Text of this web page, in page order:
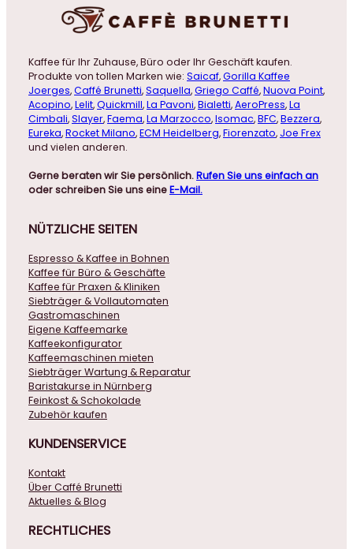
Kaffee für Ihr Zuhause, Büro oder Ihr Geschäft kaufen.
Produkte von tollen Marken wie: Saicaf,Gorilla Kaffee
Joerges,Caffé Brunetti,Saquella,Griego Caffé,Nuova Point,
Acopino,Lelit,Quickmill,La Pavoni,Bialetti,AeroPress,La
Cimbali,Slayer,Faema,La Marzocco,Isomac,BFC,Bezzera,
Eureka,Rocket Milano,ECM Heidelberg,Fiorenzato, Joe Frex
und vielen anderen.
Gerne beraten wir Sie persönlich.Rufen Sie uns einfach an
oder schreiben Sie uns eineE-Mail.
NÜTZLICHE SEITEN
Espresso & Kaffee in Bohnen
Kaffee für Büro & Geschäfte
Kaffee für Praxen & Kliniken
Siebträger & Vollautomaten
Gastromaschinen
Eigene Kaffeemarke
Kaffeekonfigurator
Kaffeemaschinen mieten
Siebträger Wartung & Reparatur
Baristakurse in Nürnberg
Feinkost & Schokolade
Zubehör kaufen
KUNDENSERVICE
Kontakt
Über Caffé Brunetti
Aktuelles & Blog
RECHTLICHES